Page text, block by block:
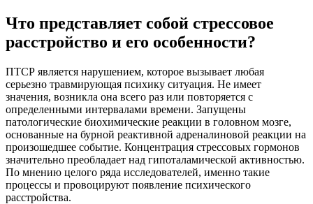
Что представляет собой стрессовое
расстройство и его особенности?
ПТСР является нарушением, которое вызывает любая
серьезно травмирующая психику ситуация. Не имеет
значения, возникла она всего раз или повторяется с
определенными интервалами времени. Запущены
патологические биохимические реакции в головном мозге,
основанные на бурной реактивной адреналиновой реакции на
произошедшее событие. Концентрация стрессовых гормонов
значительно преобладает над гипоталамической активностью.
По мнению целого ряда исследователей, именно такие
процессы и провоцируют появление психического
расстройства.